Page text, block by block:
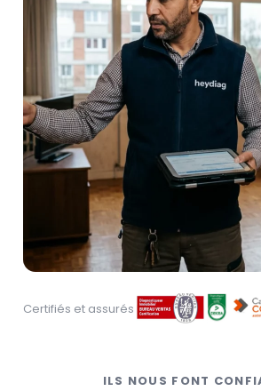
Certifiés et assurés
ILS NOUS FONT